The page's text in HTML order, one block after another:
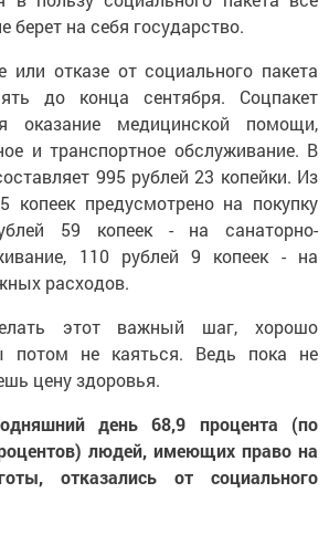
берет на себя государство.
отказе от социального пакета
до конца сентября. Соцпакет
оказание медицинской помощи,
и транспортное обслуживание. В
995 рублей 23 копейки. Из
копеек предусмотрено на покупку
59 копеек - на санаторно-
110 рублей 9 копеек - на
расходов.
этот важный шаг, хорошо
потом не каяться. Ведь пока не
цену здоровья.
день 68,9 процента (по
людей, имеющих право на
отказались от социального